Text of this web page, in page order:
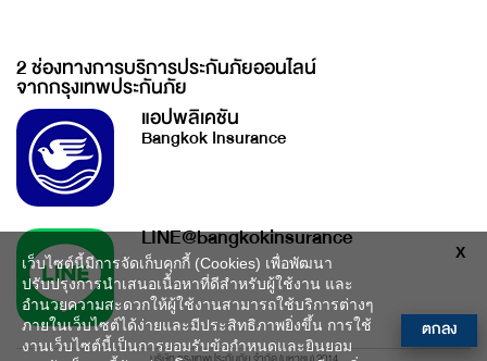
อักเสบ ลำไส้ใหญ่อักเสบเรื้อรัง ปากมดลูก/ช่องคลอดอักเสบเรื้อรัง
เป็นต้น
- สูบบุหรี่ไม่เกินวันละ 10 มวน
- บิดา มารดา พี่ หรือน้อง ไม่เคยตรวจพบว่าเป็นโรคมะเร็งภาวะ
พันธุกรรมมาก่อน
- สามารถสมัครทำประกันภัยได้สูงสุดด้วยทุนประกันภัยรวมกันแล้วทุก
ฉบับไม่เกินคนละ 1,500,000 บาท
- เบี้ยประกันภัยคิดจากอายุเมื่อเริ่มเอาประกันภัยและคงที่ตลอดไปไม่เพิ่ม
ตามอายุ
- ไม่คุ้มครองการรักษาโรคมะเร็งด้วยวิธีฮอร์โมนบำบัด
- ในการคำนวณอายุ เศษของวันหรือเดือนให้ปัดขึ้น
- ควรทำความเข้าใจในรายละเอียดความคุ้มครองและเงื่อนไขก่อน
ตัดสินใจทำประกันภัยทุกครั้ง
- การแถลงสุขภาพเป็นปัจจัยหนึ่งในการพิจารณารับประกันภัยหรือจ่าย
เงินตามสัญญาประกันภัย
- บริษัทฯ จะจัดส่งกรมธรรม์รูปแบบอิเล็กทรอนิกส์ (e-Policy) ให้แก่ผู้เอา
ประกันภัยทางอีเมลที่แจ้งไว้
2 ช่องทางการบริการประกันภัยออนไลน์
จากกรุงเทพประกันภัย
แอปพลิเคชัน
Bangkok Insurance
LINE@bangkokinsurance X
เว็บไซต์นี้มีการจัดเก็บคุกกี้ (Cookies) เพื่อพัฒนา
ปรับปรุงการนำเสนอเนื้อหาที่ดีสำหรับผู้ใช้งาน และ
อำนวยความสะดวกให้ผู้ใช้งานสามารถใช้บริการต่างๆ
ภายในเว็บไซต์ได้ง่ายและมีประสิทธิภาพยิ่งขึ้น การใช้
งานเว็บไซต์นี้เป็นการยอมรับข้อกำหนดและยินยอม
ตกลง